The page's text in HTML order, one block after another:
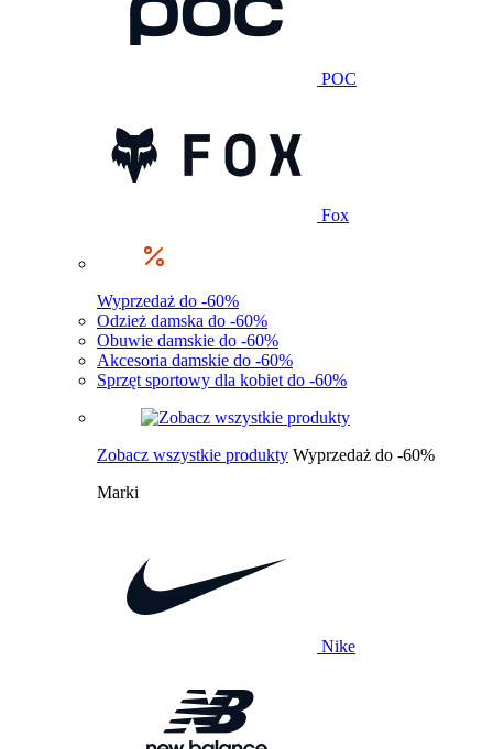
POC
Fox
Wyprzedaż do -60%
Odzież damska do -60%
Obuwie damskie do -60%
Akcesoria damskie do -60%
Sprzęt sportowy dla kobiet do -60%
Zobacz wszystkie produkty Wyprzedaż do -60%
Marki
Nike